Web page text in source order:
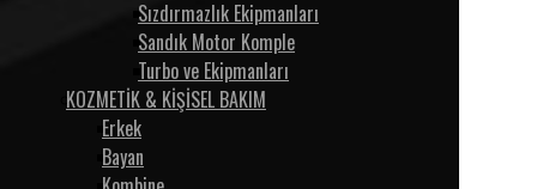
Sızdırmazlık Ekipmanları
Sandık Motor Komple
Turbo ve Ekipmanları
KOZMETİK & KİŞİSEL BAKIM
Erkek
Bayan